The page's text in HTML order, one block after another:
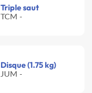
Triple saut
TCM -
Disque (1.75 kg)
JUM -